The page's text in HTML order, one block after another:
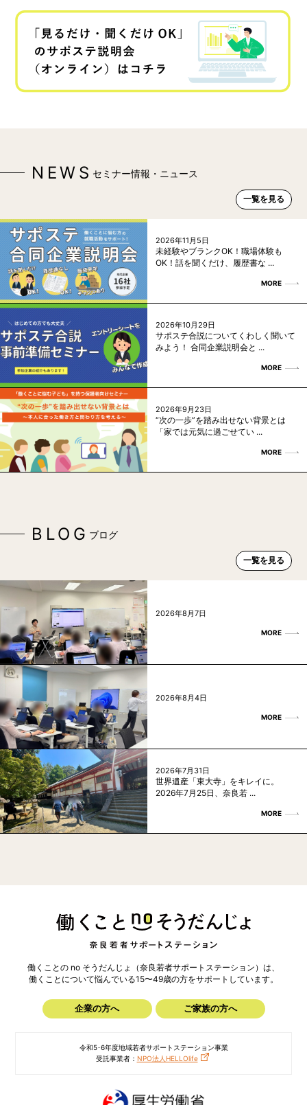
NEWS セミナー情報・ニュース
一覧を見る
2026年11月5日
未経験やブランクOK！職場体験も
OK！話を聞くだけ、履歴書な ...
MORE
2026年10月29日
サポステ合説についてくわしく聞いて
みよう！ 合同企業説明会と ...
MORE
2026年9月23日
“次の一歩”を踏み出せない背景とは
「家では元気に過ごせてい ...
MORE
BLOG ブログ
一覧を見る
2026年8月7日
MORE
2026年8月4日
MORE
2026年7月31日
世界遺産「東大寺」をキレイに。
2026年7月25日、奈良若 ...
MORE
働くことの no そうだんじょ（奈良若者サポートステーション）は、
働くことについて悩んでいる15〜49歳の方をサポートしています。
企業の方へ ご家族の方へ
令和5･6年度地域若者サポートステーション事業
受託事業者： NPO法人HELLOlife